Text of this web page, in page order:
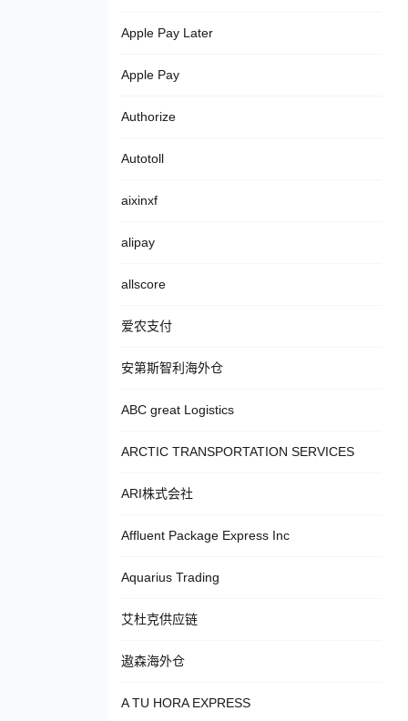
Apple Pay Later
Apple Pay
Authorize
Autotoll
aixinxf
alipay
allscore
爱农支付
安第斯智利海外仓
ABC great Logistics
ARCTIC TRANSPORTATION SERVICES
ARI株式会社
Affluent Package Express Inc
Aquarius Trading
艾杜克供应链
遨森海外仓
A TU HORA EXPRESS